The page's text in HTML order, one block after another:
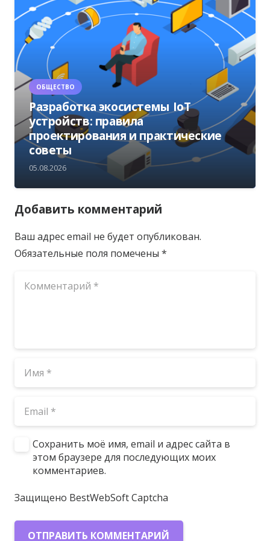
ОБЩЕСТВО
Разработка экосистемы IoT
устройств: правила
проектирования и практические
советы
05.08.2026
Добавить комментарий
Ваш адрес email не будет опубликован.
Обязательные поля помечены *
Сохранить моё имя, email и адрес сайта в
этом браузере для последующих моих
комментариев.
Защищено BestWebSoft Captcha
ОТПРАВИТЬ КОММЕНТАРИЙ